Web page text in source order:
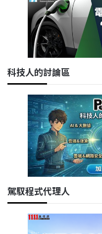
科技人的討論區
駕馭程式代理人